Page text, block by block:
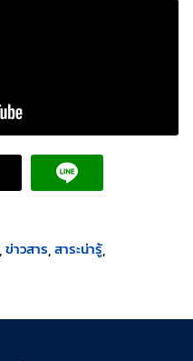
ข่าวสาร สาระน่ารู้